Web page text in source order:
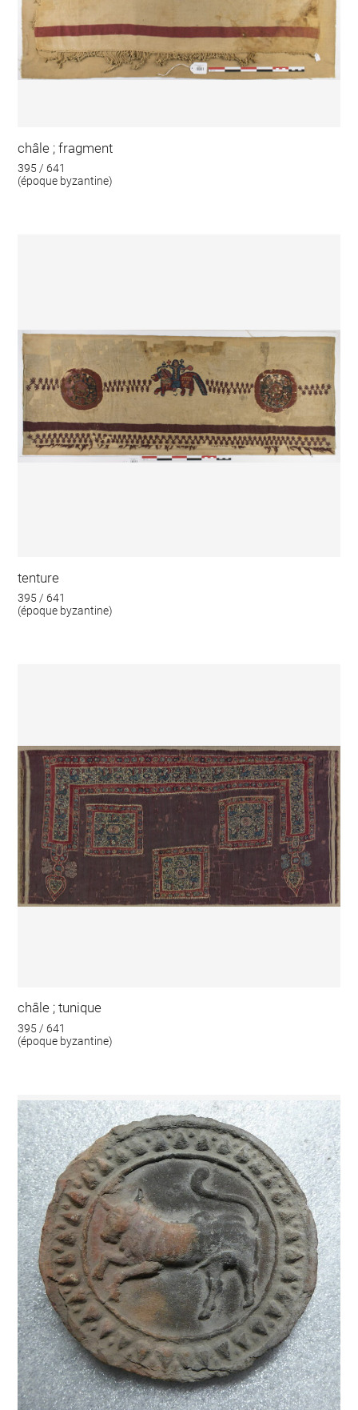
châle ; fragment
395 / 641
(époque byzantine)
tenture
395 / 641
(époque byzantine)
châle ; tunique
395 / 641
(époque byzantine)